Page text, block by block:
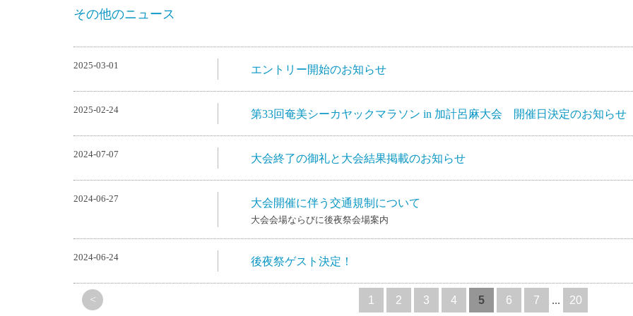
その他のニュース
2025-03-01 エントリー開始のお知らせ
2025-02-24 第33回奄美シーカヤックマラソン in 加計呂麻大会 開催日決定のお知らせ
2024-07-07 大会終了の御礼と大会結果掲載のお知らせ
2024-06-27 大会開催に伴う交通規制について
大会会場ならびに後夜祭会場案内
2024-06-24 後夜祭ゲスト決定！
< 1 2 3 4 5 6 7 ... 20